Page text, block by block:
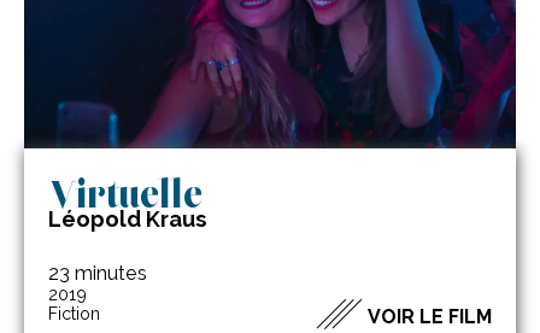
Virtuelle
Léopold Kraus
23 minutes
2019
Fiction
VOIR LE FILM